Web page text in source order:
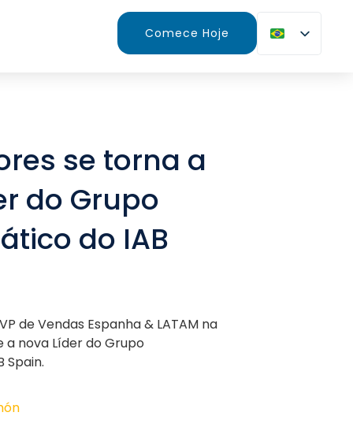
Comece Hoje
se torna a
do Grupo
do IAB
de Vendas Espanha & LATAM na
nova Líder do Grupo
Spain.